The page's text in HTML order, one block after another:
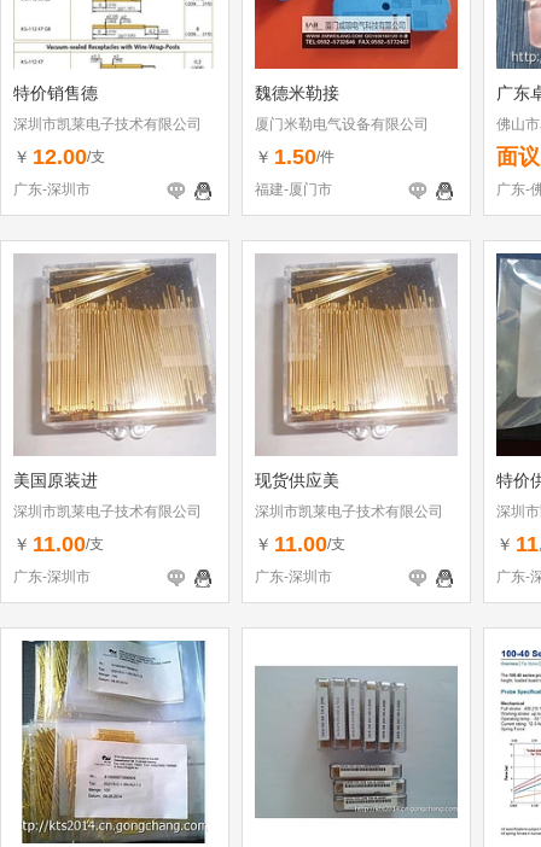
特价销售德
深圳市凯莱电子技术有限公司
￥ 12.00/支
广东-深圳市
魏德米勒接
厦门米勒电气设备有限公司
￥ 1.50/件
福建-厦门市
广东
佛山
面议
广东-
美国原装进
深圳市凯莱电子技术有限公司
￥ 11.00/支
广东-深圳市
现货供应美
深圳市凯莱电子技术有限公司
￥ 11.00/支
广东-深圳市
特价
深圳
￥
广东-